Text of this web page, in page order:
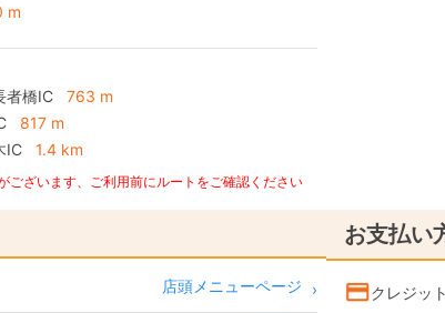
m
者橋IC
763 m
817 m
IC 1.4 km
ございます、ご利用前にルートをご確認ください
店頭メニューページ
お支払い
クレジッ